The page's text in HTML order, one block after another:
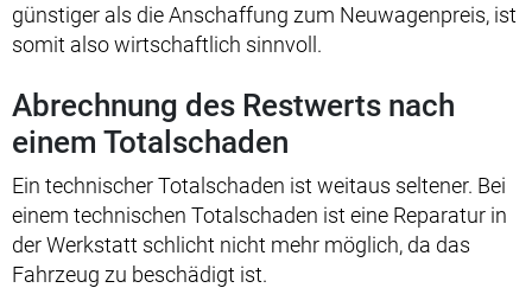
günstiger als die Anschaffung zum Neuwagenpreis, ist
somit also wirtschaftlich sinnvoll.
Abrechnung des Restwerts nach
einem Totalschaden
Ein technischer Totalschaden ist weitaus seltener. Bei
einem technischen Totalschaden ist eine Reparatur in
der Werkstatt schlicht nicht mehr möglich, da das
Fahrzeug zu beschädigt ist.